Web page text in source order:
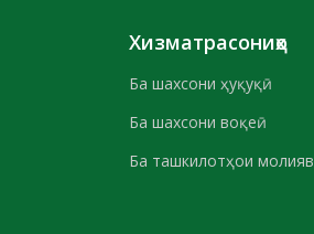
Хизматрасониҳо
Ба шахсони ҳуқуқӣ
Ба шахсони воқеӣ
Ба ташкилотҳои молиявӣ